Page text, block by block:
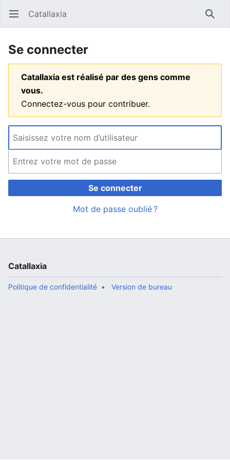
Ouvrir le menu principal Catallaxia
Se connecter
Catallaxia est réalisé par des gens comme
vous.
Connectez-vous pour contribuer.
Se connecter
Mot de passe oublié ?
Catallaxia
Politique de confidentialité Version de bureau